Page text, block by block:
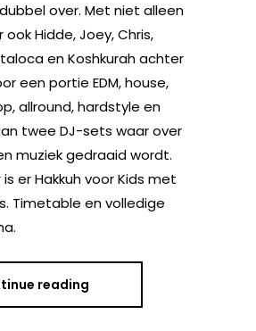
over. Met niet alleen
Hidde, Joey, Chris,
en Koshkurah achter
een portie EDM, house,
allround, hardstyle en
twee DJ-sets waar over
muziek gedraaid wordt.
er Hakkuh voor Kids met
Timetable en volledige
reading